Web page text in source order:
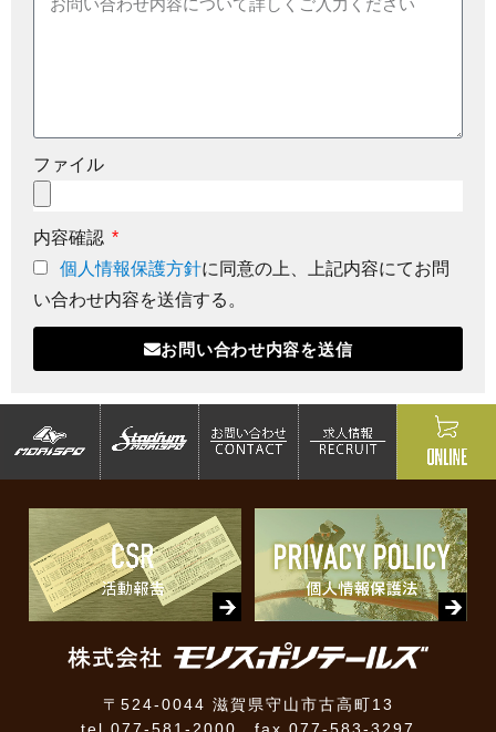
ファイル
内容確認
個人情報保護方針に同意の上、上記内容にてお問
い合わせ内容を送信する。
お問い合わせ内容を送信
〒524-0044 滋賀県守山市古高町13